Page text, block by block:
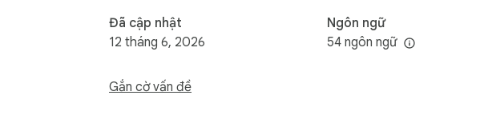
Đã cập nhật
12 tháng 6, 2026
Gắn cờ vấn đề
Ngôn ngữ
54 ngôn ngữ